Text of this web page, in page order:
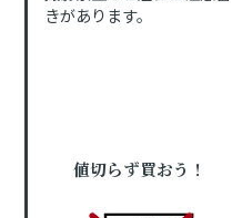
きがあります。
値切らず買おう！